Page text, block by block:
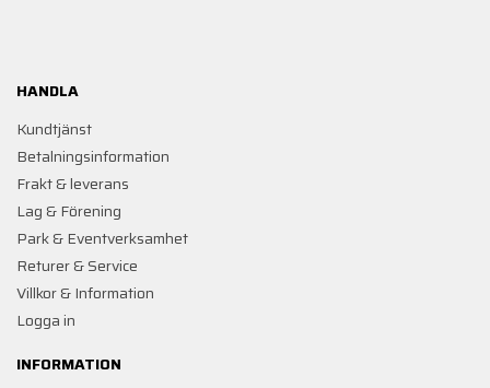
HANDLA
Kundtjänst
Betalningsinformation
Frakt & leverans
Lag & Förening
Park & Eventverksamhet
Returer & Service
Villkor & Information
Logga in
INFORMATION